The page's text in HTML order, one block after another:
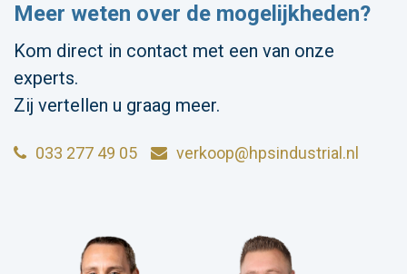
Meer weten over de mogelijkheden?
Kom direct in contact met een van onze
experts.
Zij vertellen u graag meer.
033 277 49 05 verkoop@hpsindustrial.nl